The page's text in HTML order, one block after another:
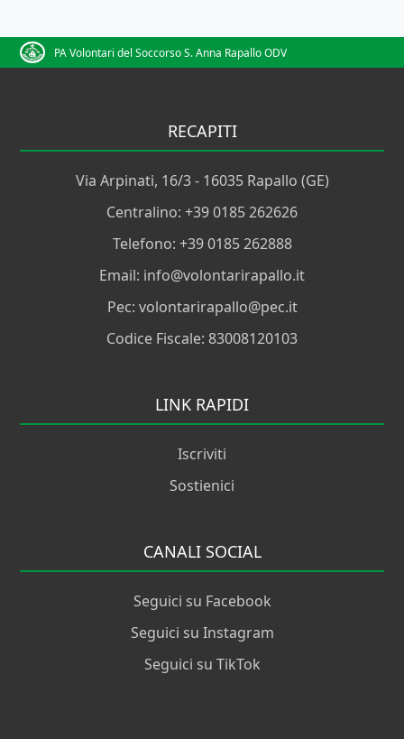
PA Volontari del Soccorso S. Anna Rapallo ODV
RECAPITI
Via Arpinati, 16/3 - 16035 Rapallo (GE)
Centralino: +39 0185 262626
Telefono: +39 0185 262888
Email: info@volontarirapallo.it
Pec: volontarirapallo@pec.it
Codice Fiscale: 83008120103
LINK RAPIDI
Iscriviti
Sostienici
CANALI SOCIAL
Seguici su Facebook
Seguici su Instagram
Seguici su TikTok